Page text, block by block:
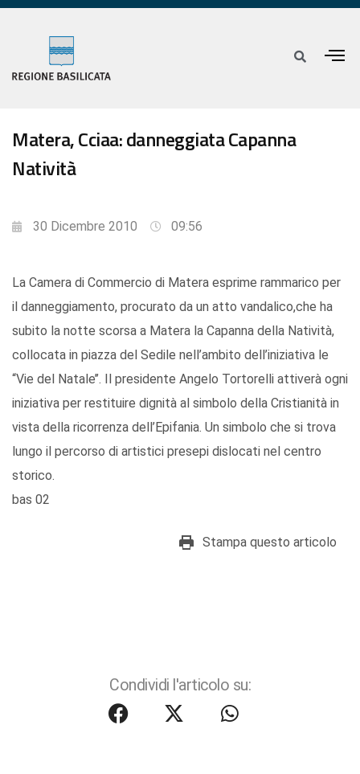
Matera, Cciaa: danneggiata Capanna
Natività
30 Dicembre 2010 09:56
La Camera di Commercio di Matera esprime rammarico per
il danneggiamento, procurato da un atto vandalico,che ha
subito la notte scorsa a Matera la Capanna della Natività,
collocata in piazza del Sedile nell’ambito dell’iniziativa le
“Vie del Natale’’. Il presidente Angelo Tortorelli attiverà ogni
iniziativa per restituire dignità al simbolo della Cristianità in
vista della ricorrenza dell’Epifania. Un simbolo che si trova
lungo il percorso di artistici presepi dislocati nel centro
storico.
bas 02
Stampa questo articolo
Condividi l'articolo su: